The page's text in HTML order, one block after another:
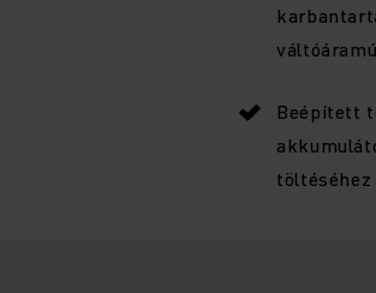
Beépített
töltéséhez